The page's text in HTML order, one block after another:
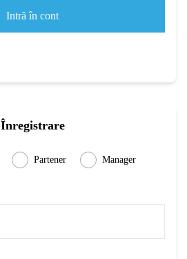
Intră în cont
Înregistrare
Partener Manager